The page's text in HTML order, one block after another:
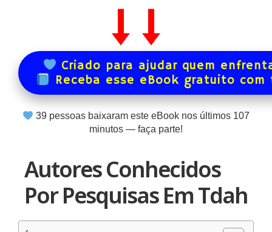
Criado para ajudar quem
Receba esse eBook gratuito
39 pessoas baixaram este eBook nos últimos 107
minutos — faça parte!
Autores Conhecidos
Por Pesquisas Em Tdah